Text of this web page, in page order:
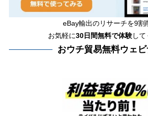
eBay輸出のリサーチを9割
お気軽に30日間無料で体験し
おウチ貿易無料ウェ